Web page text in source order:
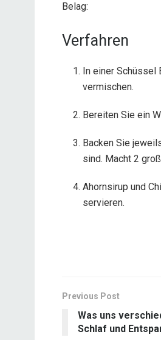
Belag:
Verfahren
In einer Schüssel
vermischen.
Bereiten Sie ein
Backen Sie
sind. Macht 2
Ahornsirup und
servieren.
Previous Post
Was uns
Schlaf und